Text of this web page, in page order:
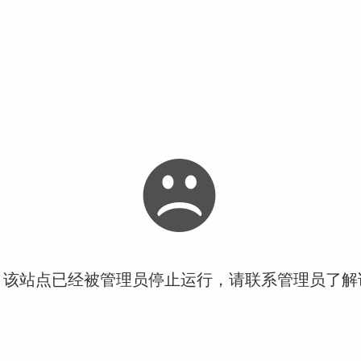
站点已经被管理员停止运行，请联系管理员了